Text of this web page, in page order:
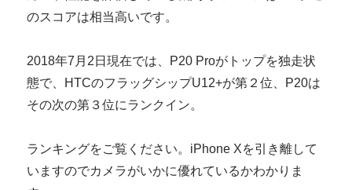
のスコアは相当高いです。
2018年7月2日現在では、P20 Proがトップを独走状
態で、HTCのフラッグシップU12+が第２位、P20は
その次の第３位にランクイン。
ランキングをご覧ください。iPhone Xを引き離して
いますのでカメラがいかに優れているかわかりま